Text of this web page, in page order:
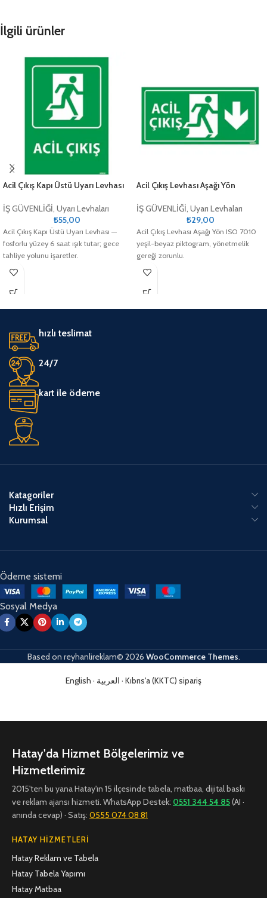
İlgili ürünler
Acil Çıkış Kapı Üstü Uyarı Levhası
İŞ GÜVENLİĞİ, Uyarı Levhaları
₺55,00
Acil Çıkış Kapı Üstü Uyarı Levhası —
fosforlu yüzey 6 saat ışık tutar; gece
tahliye yolunu işaretler.
Acil Çıkış Levhası Aşağı Yön
İŞ GÜVENLİĞİ, Uyarı Levhaları
₺29,00
Acil Çıkış Levhası Aşağı Yön ISO 7010
yeşil-beyaz piktogram, yönetmelik
gereği zorunlu.
hızlı teslimat
24/7
kart ile ödeme
Katagoriler
Hızlı Erişim
Kurumsal
Ödeme sistemi
Sosyal Medya
Based on reyhanlireklam© 2026 WooCommerce Themes.
English · العربية · Kıbrıs'a (KKTC) sipariş
Hatay'da Hizmet Bölgelerimiz ve
Hizmetlerimiz
2015'ten bu yana Hatay'ın 15 ilçesinde tabela, matbaa, dijital baskı
ve reklam ajansı hizmeti. WhatsApp Destek: 0551 344 54 85(AI ·
anında cevap) · Satış: 0555 074 08 81
HATAY HIZMETLERI
Hatay Reklam ve Tabela
Hatay Tabela Yapımı
Hatay Matbaa